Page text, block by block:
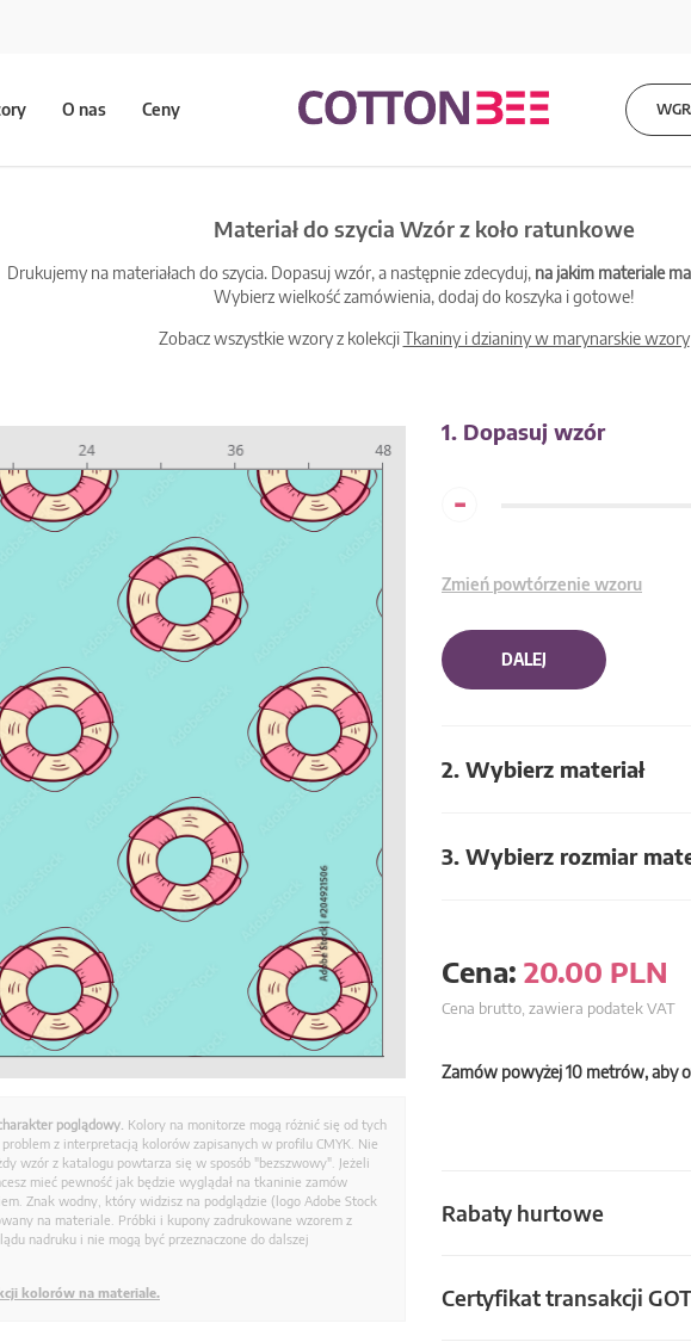
O nas Ceny
Materiał do szycia Wzór z koło ratunkowe
Drukujemy na materiałach do szycia. Dopasuj wzór, a następnie zdecyduj, na jakim materiale
Wybierz wielkość zamówienia, dodaj do koszyka i gotowe!
Zobacz wszystkie wzory z kolekcjiTkaniny i dzianiny w marynarskie wzory
1. Dopasuj wzór
-
Zmień powtórzenie wzoru
DALEJ
2. Wybierz materiał
3. Wybierz rozmiar
Cena: 20.00 PLN
Cena brutto, zawiera podatek VAT
Zamów powyżej 10 metrów, aby
Rabaty hurtowe
Certyfikat transakcji
poglądowy. Kolory na monitorze mogą różnić się od tych
z interpretacją kolorów zapisanych w profilu CMYK. Nie
wzór z katalogu powtarza się w sposób "bezszwowy". Jeżeli
mieć pewność jak będzie wyglądał na tkaninie zamów
Znak wodny, który widzisz na podglądzie (logo Adobe Stock
na materiale. Próbki i kupony zadrukowane wzorem z
nadruku i nie mogą być przeznaczone do dalszej
kolorów na materiale.